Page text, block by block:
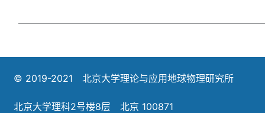
© 2019-2021 北京大学理论与应用地球物理研究所
北京大学理科2号楼8层 北京 100871